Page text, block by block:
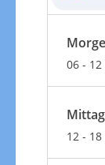
06 -
12 -